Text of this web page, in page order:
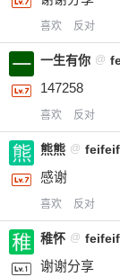
喜欢 反对
一生有你 @
147258
喜欢 反对
熊熊 @
感谢
喜欢 反对
稚怀 @
谢谢分享